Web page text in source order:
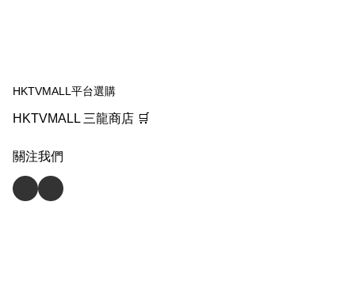
HKTVMALL平台選購
HKTVMALL 三龍商店 🛒
關注我們